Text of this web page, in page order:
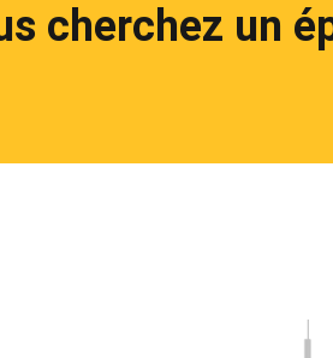
cherchez un